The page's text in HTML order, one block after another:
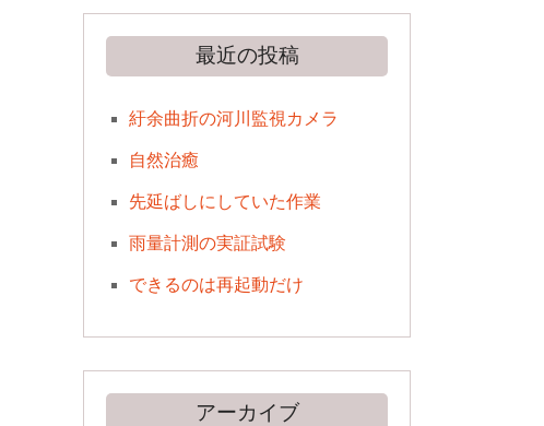
最近の投稿
紆余曲折の河川監視カメラ
自然治癒
先延ばしにしていた作業
雨量計測の実証試験
できるのは再起動だけ
アーカイブ